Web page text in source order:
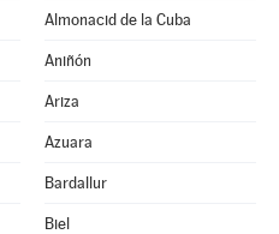
Almonacid de la Cuba
Aniñón
Ariza
Azuara
Bardallur
Biel